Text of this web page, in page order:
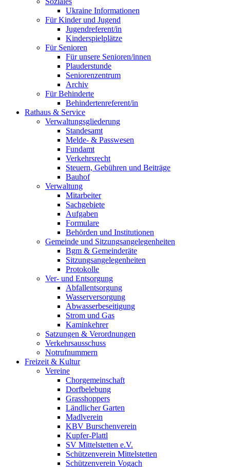
Ukraine Informationen
Für Kinder und Jugend
Jugendreferent/in
Kinderspielplätze
Für Senioren
Für unsere Senioren/innen
Plauderstunde
Seniorenzentrum
Archiv
Für Behinderte
Behindertenreferent/in
Rathaus & Service
Verwaltungsgliederung
Standesamt
Melde- & Passwesen
Fundamt
Verkehrsrecht
Steuern, Gebühren und Beiträge
Bauhof
Verwaltung
Mitarbeiter
Sachgebiete
Aufgaben
Formulare
Behörden und Institutionen
Gemeinde und Sitzungsangelegenheiten
Bgm & Gemeinderäte
Sitzungsangelegenheiten
Protokolle
Ver- und Entsorgung
Abfallentsorgung
Wasserversorgung
Abwasserbeseitigung
Strom und Gas
Kaminkehrer
Satzungen & Verordnungen
Verkehrsausschuss
Notrufnummern
Freizeit & Kultur
Vereine
Chorgemeinschaft
Dorfbelebung
Grasshoppers
Ländlicher Garten
Madlverein
KBV Burschenverein
Kupfer-Plattl
SV Mittelstetten e.V.
Schützenverein Mittelstetten
Schützenverein Vogach